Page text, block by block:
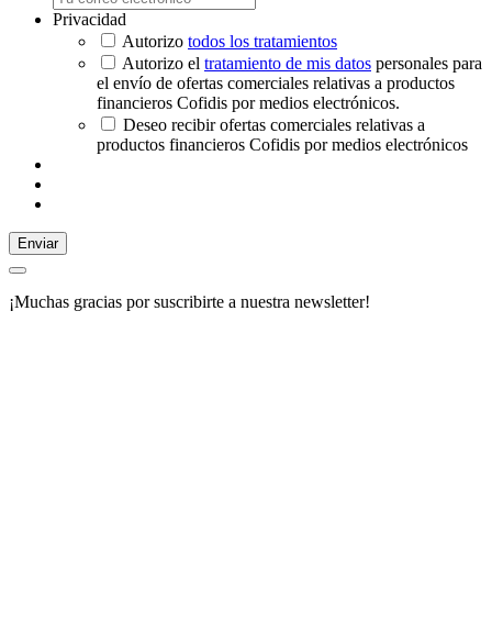
Privacidad
Autorizo todos los tratamientos
Autorizo el tratamiento de mis datos personales para
el envío de ofertas comerciales relativas a productos
financieros Cofidis por medios electrónicos.
Deseo recibir ofertas comerciales relativas a
productos financieros Cofidis por medios electrónicos
Enviar
¡Muchas gracias por suscribirte a nuestra newsletter!